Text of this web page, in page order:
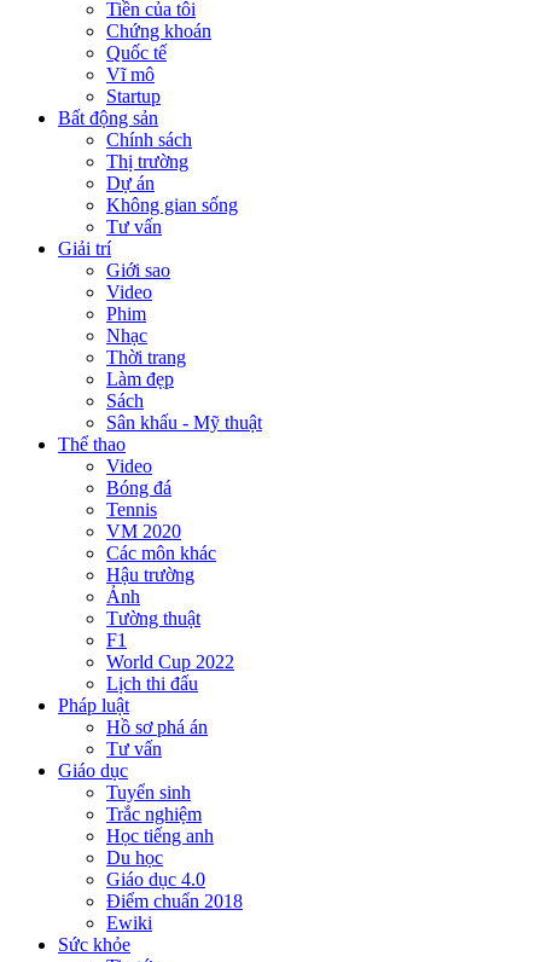
Tiền của tôi
Chứng khoán
Quốc tế
Vĩ mô
Startup
Bất động sản
Chính sách
Thị trường
Dự án
Không gian sống
Tư vấn
Giải trí
Giới sao
Video
Phim
Nhạc
Thời trang
Làm đẹp
Sách
Sân khấu - Mỹ thuật
Thể thao
Video
Bóng đá
Tennis
VM 2020
Các môn khác
Hậu trường
Ảnh
Tường thuật
F1
World Cup 2022
Lịch thi đấu
Pháp luật
Hồ sơ phá án
Tư vấn
Giáo dục
Tuyển sinh
Trắc nghiệm
Học tiếng anh
Du học
Giáo dục 4.0
Điểm chuẩn 2018
Ewiki
Sức khỏe